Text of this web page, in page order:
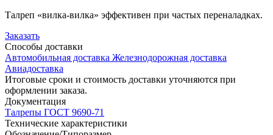
Талреп «вилка-вилка» эффективен при частых переналадках.
Заказать
Способы доставки
Автомобильная доставка Железнодорожная доставка
Авиадоставка
Итоговые сроки и стоимость доставки уточняются при
оформлении заказа.
Документация
Талрепы ГОСТ 9690-71
Технические характеристики